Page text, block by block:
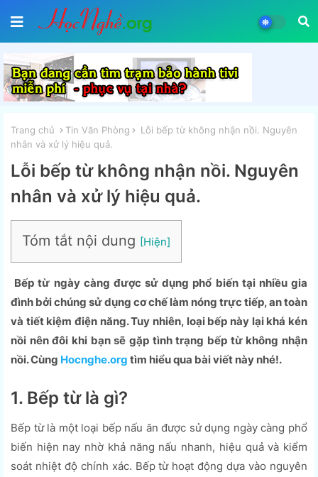
Trang chủ Tin Văn Phòng
Lỗi bếp từ không nhận nồi. Nguyên
nhân và xử lý hiệu quả.
Lỗi bếp từ không nhận nồi. Nguyên
nhân và xử lý hiệu quả.
Tóm tắt nội dung
Bếp từ ngày càng được sử dụng phổ biến tại nhiều gia
đình bởi chúng sử dụng cơ chế làm nóng trực tiếp, an toàn
và tiết kiệm điện năng. Tuy nhiên, loại bếp này lại khá kén
nồi nên đôi khi bạn sẽ gặp tình trạng bếp từ không nhận
nồi. Cùng Hocnghe.org tìm hiểu qua bài viết này nhé!.
1. Bếp từ là gì?
Bếp từ là một loại bếp nấu ăn được sử dụng ngày càng phổ
biến hiện nay nhờ khả năng nấu nhanh, hiệu quả và kiểm
soát nhiệt độ chính xác. Bếp từ hoạt động dựa vào nguyên